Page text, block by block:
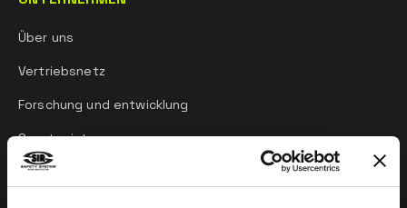
Über uns
Vertriebsnetz
Forschung und entwicklung
Sportgeist